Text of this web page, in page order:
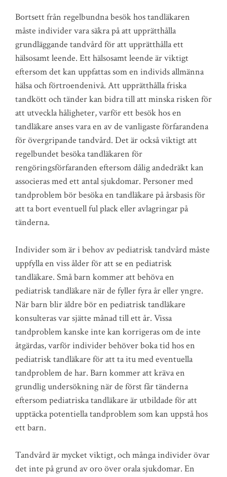
Bortsett från regelbundna besök hos tandläkaren
måste individer vara säkra på att upprätthålla
grundläggande tandvård för att upprätthålla ett
hälsosamt leende. Ett hälsosamt leende är viktigt
eftersom det kan uppfattas som en individs allmänna
hälsa och förtroendenivå. Att upprätthålla friska
tandkött och tänder kan bidra till att minska risken för
att utveckla håligheter, varför ett besök hos en
tandläkare anses vara en av de vanligaste förfarandena
för övergripande tandvård. Det är också viktigt att
regelbundet besöka tandläkaren för
rengöringsförfaranden eftersom dålig andedräkt kan
associeras med ett antal sjukdomar. Personer med
tandproblem bör besöka en tandläkare på årsbasis för
att ta bort eventuell ful plack eller avlagringar på
tänderna.
Individer som är i behov av pediatrisk tandvård måste
uppfylla en viss ålder för att se en pediatrisk
tandläkare. Små barn kommer att behöva en
pediatrisk tandläkare när de fyller fyra år eller yngre.
När barn blir äldre bör en pediatrisk tandläkare
konsulteras var sjätte månad till ett år. Vissa
tandproblem kanske inte kan korrigeras om de inte
åtgärdas, varför individer behöver boka tid hos en
pediatrisk tandläkare för att ta itu med eventuella
tandproblem de har. Barn kommer att kräva en
grundlig undersökning när de först får tänderna
eftersom pediatriska tandläkare är utbildade för att
upptäcka potentiella tandproblem som kan uppstå hos
ett barn.
Tandvård är mycket viktigt, och många individer övar
det inte på grund av oro över orala sjukdomar. En